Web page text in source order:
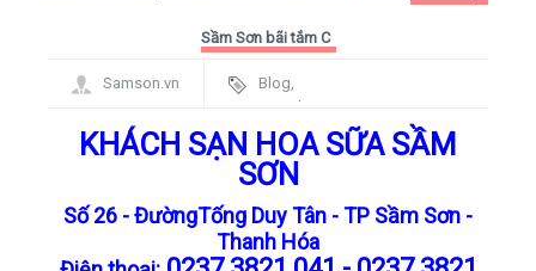
KHÁCH SẠN SẦM SƠN
NHÀ NGHỈ SẦM SƠN
NHÀ HÀNG HẢI SẢN SẦM SƠN
Sầm Sơn bãi tắm C
Samson.vn Blog
Framework
KHÁCH SẠN HOA SỮA SẦM
SƠN
Số 26 - ĐườngTống Duy Tân - TP Sầm Sơn -
Thanh Hóa